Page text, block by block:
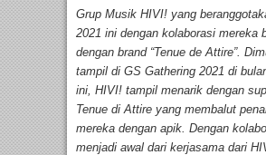
Grup Musik HIVI! yang
2021 ini dengan kolaborasi mereka
dengan brand “Tenue de Attire”.
tampil di GS Gathering 2021 di
ini, HIVI! tampil menarik dengan
Tenue di Attire yang membalut
mereka dengan apik. Dengan
menjadi awal dari kerjasama dari